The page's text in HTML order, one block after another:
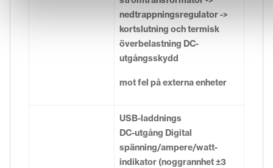
nedtrappningsregulator ->
kortslutning och termisk
överbelastning DC-
utgångsskydd
mot fel på externa enheter
USB-laddnings
DC-utgång Digital
spänning/ampere/watt-
indikator (noggrannhet ±3